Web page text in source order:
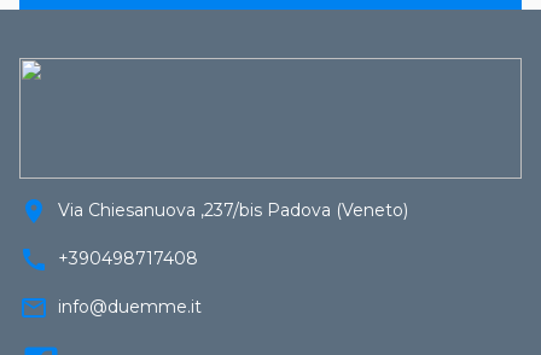
location_on Via Chiesanuova ,237/bis Padova (Veneto)
call +390498717408
mail_outline info@duemme.it